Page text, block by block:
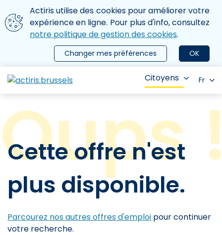
Aller au contenu principal
Nous utilisons des cookies
Actiris utilise des cookies pour améliorer votre
expérience en ligne. Pour plus d'info, consultez
notre politique de gestion des cookies.
OK
Changer mes préférences
le menu
Citoyens Fr
Cette offre n'est
plus disponible.
Parcourez nos autres offres d'emploi pour continuer
votre recherche.